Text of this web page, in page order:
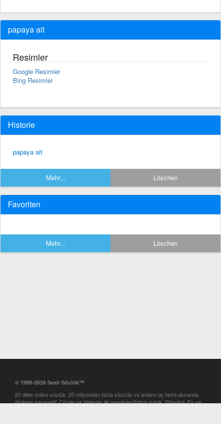
papaya ait
Resimler
Google Resimler
Bing Resimler
Historie
papaya ait
Mehr... Löschen
Favoriten
Mehr... Löschen
© 1999-2026 Sesli Sözlük™
20 dilde online sözlük. 20 milyondan fazla sözcük ve anlamı üç farklı aksanda
dinleme seçeneği. Cümle ve Videolar ile zenginleştirilmiş içerik. Etimoloji, Eş ve